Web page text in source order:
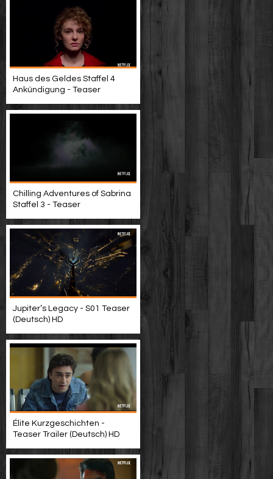
Haus des Geldes Staffel 4
Ankündigung - Teaser
Chilling Adventures of Sabrina
Staffel 3 - Teaser
Jupiter’s Legacy - S01 Teaser
(Deutsch) HD
Élite Kurzgeschichten -
Teaser Trailer (Deutsch) HD